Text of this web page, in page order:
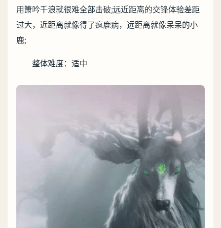
用箫吟千浪就很难全部击破;远近距离的交锋体验差距
过大，近距离就像得了疯鹿病，远距离就像呆呆的小
鹿;
整体难度：适中